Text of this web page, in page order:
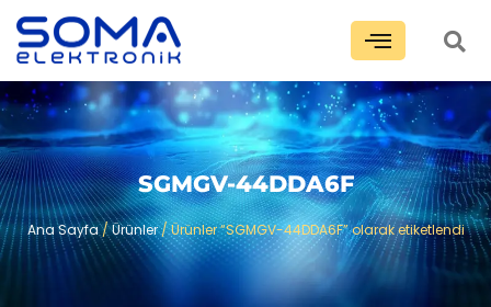
SGMGV-44DDA6F
Ana Sayfa/Ürünler/ Ürünler “SGMGV-44DDA6F” olarak etiketlendi